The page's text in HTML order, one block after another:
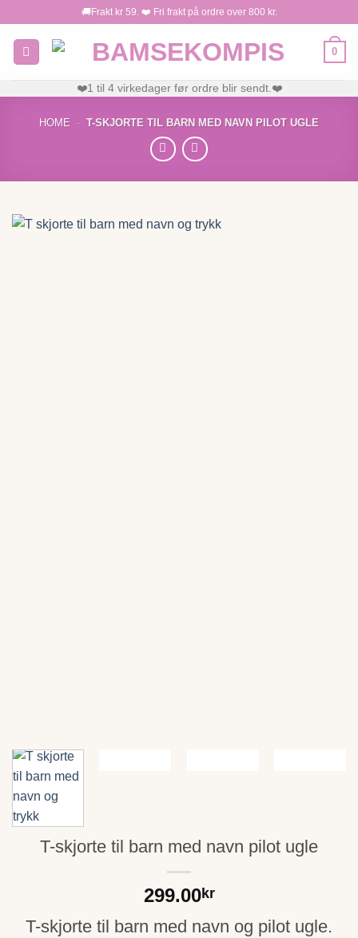
content
🚚Frakt kr 59. ❤️ Fri frakt på ordre over 800 kr.
0
❤️1 til 4 virkedager før ordre blir sendt.❤️
HOME - T-SKJORTE TIL BARN MED NAVN PILOT UGLE
T-skjorte til barn med navn pilot ugle
299.00kr
T-skjorte til barn med navn og pilot ugle.